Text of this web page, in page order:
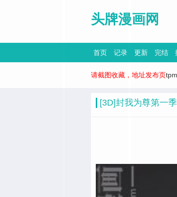
头牌漫画网
首页 记录 更新 完结
请截图收藏，地址发布页
[3D]封我为尊第一